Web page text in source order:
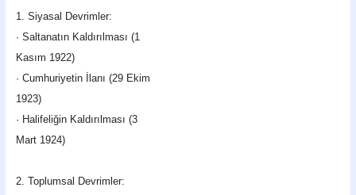
1. Siyasal Devrimler:
· Saltanatın Kaldırılması (1
Kasım 1922)
· Cumhuriyetin İlanı (29 Ekim
1923)
· Halifeliğin Kaldırılması (3
Mart 1924)
2. Toplumsal Devrimler: